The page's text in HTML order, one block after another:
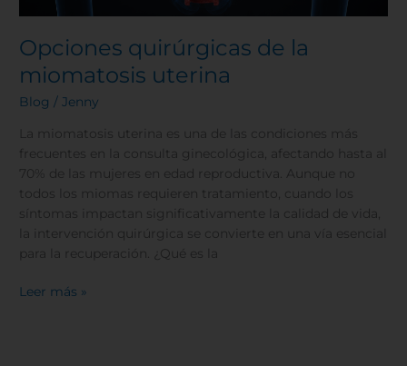
Opciones quirúrgicas de la
miomatosis uterina
Blog /Jenny
La miomatosis uterina es una de las condiciones más
frecuentes en la consulta ginecológica, afectando hasta al
70% de las mujeres en edad reproductiva. Aunque no
todos los miomas requieren tratamiento, cuando los
síntomas impactan significativamente la calidad de vida,
la intervención quirúrgica se convierte en una vía esencial
para la recuperación. ¿Qué es la
Leer más »